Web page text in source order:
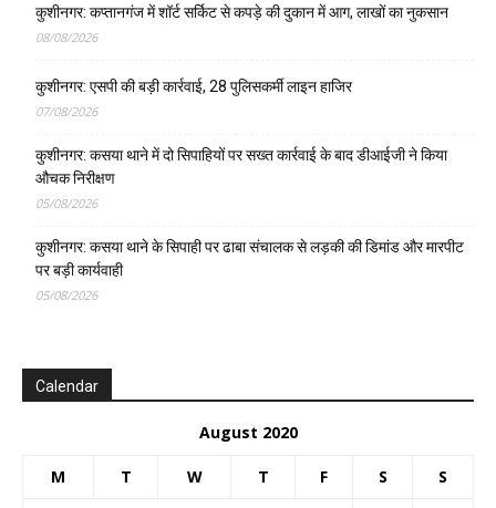
कुशीनगर: कप्तानगंज में शॉर्ट सर्किट से कपड़े की दुकान में आग, लाखों का नुकसान
08/08/2026
कुशीनगर: एसपी की बड़ी कार्रवाई, 28 पुलिसकर्मी लाइन हाजिर
07/08/2026
कुशीनगर: कसया थाने में दो सिपाहियों पर सख्त कार्रवाई के बाद डीआईजी ने किया
औचक निरीक्षण
05/08/2026
कुशीनगर: कसया थाने के सिपाही पर ढाबा संचालक से लड़की की डिमांड और मारपीट
पर बड़ी कार्यवाही
05/08/2026
Calendar
August 2020
M T W T F S S